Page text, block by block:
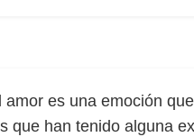
amor es una emoción
que han tenido alguna